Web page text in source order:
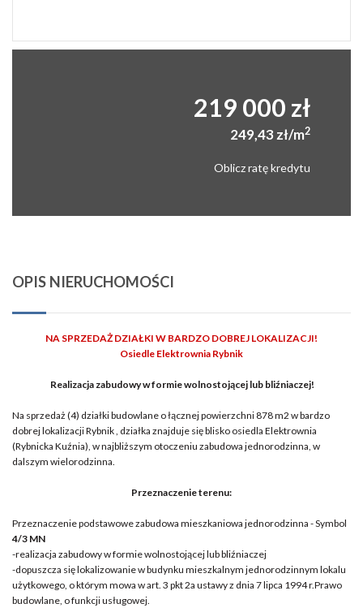
219 000 zł
249,43 zł/m2
Oblicz ratę kredytu
OPIS NIERUCHOMOŚCI
NA SPRZEDAŻ DZIAŁKI W BARDZO DOBREJ LOKALIZACJI!
Osiedle Elektrownia Rybnik
Realizacja zabudowy w formie wolnostojącej lub bliźniaczej!
Na sprzedaż (4) działki budowlane o łącznej powierzchni 878 m2 w bardzo
dobrej lokalizacji Rybnik , działka znajduje się blisko osiedla Elektrownia
(Rybnicka Kuźnia), w najbliższym otoczeniu zabudowa jednorodzinna, w
dalszym wielorodzinna.
Przeznaczenie terenu:
Przeznaczenie podstawowe zabudowa mieszkaniowa jednorodzinna -Symbol
4/3 MN
-realizacja zabudowy w formie wolnostojącej lub bliźniaczej
-dopuszcza się lokalizowanie w budynku mieszkalnym jednorodzinnym lokalu
użytkowego, o którym mowa w art. 3 pkt 2a ustawy z dnia 7 lipca 1994 r.Prawo
budowlane, o funkcji usługowej.